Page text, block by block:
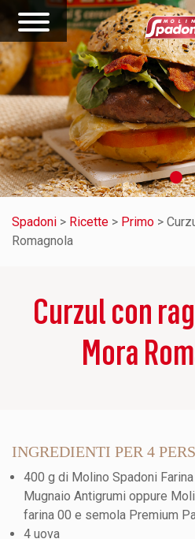
Spadoni > Ricette > Primo >
Romagnola
Curzul con
Mora
INGREDIENTI PER 4
400 g di Molino Spadoni
Mugnaio Antigrumi oppure
farina 00 e semola Premium
4 uova